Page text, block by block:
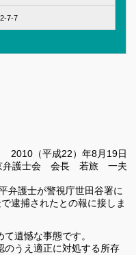
7-7
2010（平成22）年8月19日
弁護士会 会長 若旅 一夫
弁護士が警視庁世田谷署に
逮捕されたとの報に接しま
遺憾な事態です。
うえ適正に対処する所存